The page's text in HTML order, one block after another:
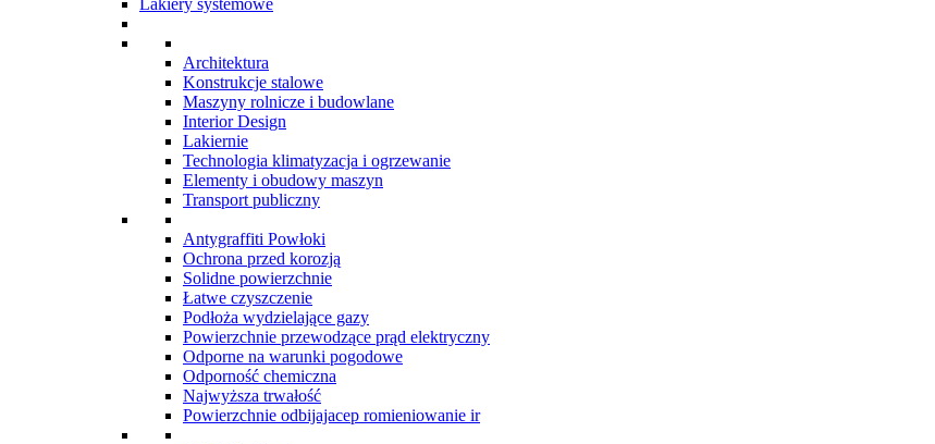
Lakiery systemowe
Architektura
Konstrukcje stalowe
Maszyny rolnicze i budowlane
Interior Design
Lakiernie
Technologia klimatyzacja i ogrzewanie
Elementy i obudowy maszyn
Transport publiczny
Antygraffiti Powłoki
Ochrona przed korozją
Solidne powierzchnie
Łatwe czyszczenie
Podłoża wydzielające gazy
Powierzchnie przewodzące prąd elektryczny
Odporne na warunki pogodowe
Odporność chemiczna
Najwyższa trwałość
Powierzchnie odbijajacep romieniowanie ir